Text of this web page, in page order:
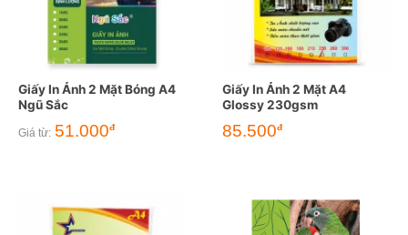
Giấy In Ảnh 2 Mặt Bóng A4
Ngũ Sắc
Giá từ: 51.000đ
Giấy In Ảnh 2 Mặt A4
Glossy 230gsm
85.500đ